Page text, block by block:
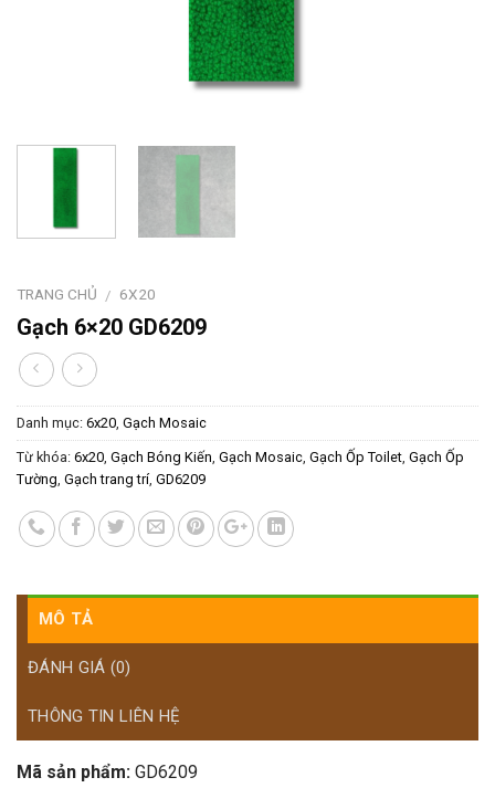
TRANG CHỦ / 6X20
Gạch 6×20 GD6209
Danh mục: 6x20, Gạch Mosaic
Từ khóa: 6x20, Gạch Bóng Kiến, Gạch Mosaic, Gạch Ốp Toilet, Gạch Ốp
Tường, Gạch trang trí, GD6209
MÔ TẢ
ĐÁNH GIÁ (0)
THÔNG TIN LIÊN HỆ
Mã sản phẩm: GD6209